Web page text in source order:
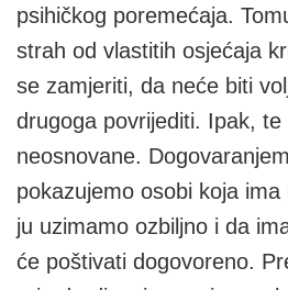
psihičkog poremećaja.
strah od vlastitih osjećaja
se zamjeriti, da neće biti
drugoga povrijediti. Ipak, te
neosnovane.
pokazujemo osobi koja
ju uzimamo ozbiljno i da
će poštivati dogovoreno.